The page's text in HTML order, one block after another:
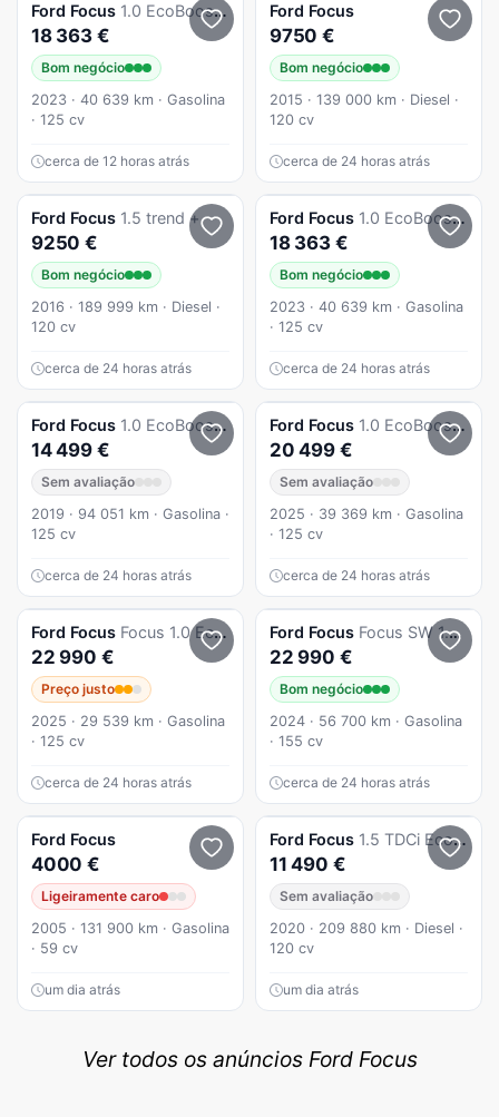
Ford Focus 1.0 EcoBoost MHEV ST-Line
18 363 €
Bom negócio
2023 · 40 639 km · Gasolina
· 125 cv
cerca de 12 horas atrás
Ford Focus
9750 €
Bom negócio
2015 · 139 000 km · Diesel ·
120 cv
cerca de 24 horas atrás
Ford Focus 1.5 trend +
9250 €
Bom negócio
2016 · 189 999 km · Diesel ·
120 cv
cerca de 24 horas atrás
Ford Focus 1.0 EcoBoost MHEV ST-Line
18 363 €
Bom negócio
2023 · 40 639 km · Gasolina
· 125 cv
cerca de 24 horas atrás
Ford Focus 1.0 EcoBoost Active
14 499 €
Sem avaliação
2019 · 94 051 km · Gasolina ·
125 cv
cerca de 24 horas atrás
Ford Focus 1.0 EcoBoost MHEV ST-Line X
20 499 €
Sem avaliação
2025 · 39 369 km · Gasolina
· 125 cv
cerca de 24 horas atrás
Ford Focus Focus 1.0 EcoBoost MHEV ST-Line
22 990 €
Preço justo
2025 · 29 539 km · Gasolina
· 125 cv
cerca de 24 horas atrás
Ford Focus Focus SW 1.0 EcoBoost MHEV ST-Line Aut.
22 990 €
Bom negócio
2024 · 56 700 km · Gasolina
· 155 cv
cerca de 24 horas atrás
Ford Focus
4000 €
Ligeiramente caro
2005 · 131 900 km · Gasolina
· 59 cv
um dia atrás
Ford Focus 1.5 TDCi EcoBlue Titanium
11 490 €
Sem avaliação
2020 · 209 880 km · Diesel ·
120 cv
um dia atrás
Ver todos os anúncios Ford Focus